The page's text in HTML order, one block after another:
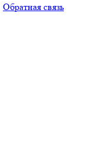
Обратная связь